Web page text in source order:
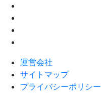
運営会社
サイトマップ
プライバシーポリシー